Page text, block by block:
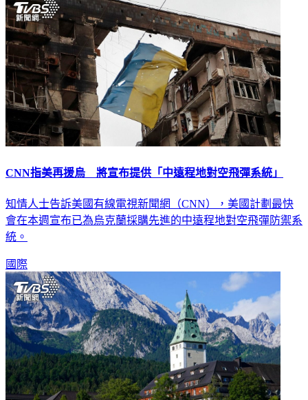
CNN指美再援烏 將宣布提供「中遠程地對空飛彈系統」
知情人士告訴美國有線電視新聞網（CNN），美國計劃最快
會在本週宣布已為烏克蘭採購先進的中遠程地對空飛彈防禦系
統。
國際